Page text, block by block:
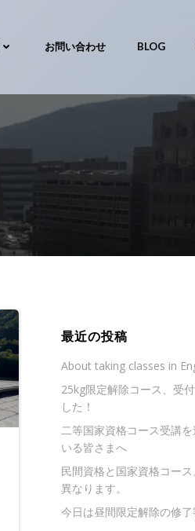
お問い合わせ BLOG
最近の投稿
About taking classes in
25kg限定解除コース、受
した！
二等国家資格コース受講を
いる皆さまへ
民間資格と国家資格コー
異なります。
今日は昼間限定解除の修了